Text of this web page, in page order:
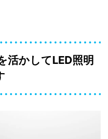
活かしてLED照明